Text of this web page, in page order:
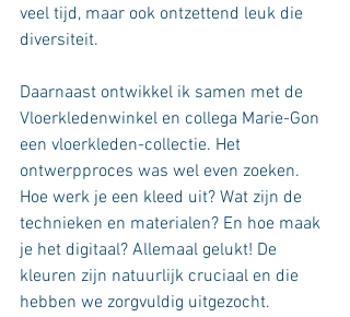
veel tijd, maar ook ontzettend leuk die
diversiteit.
Daarnaast ontwikkel ik samen met de
Vloerkledenwinkel en collega Marie-Gon
een vloerkleden-collectie. Het
ontwerpproces was wel even zoeken.
Hoe werk je een kleed uit? Wat zijn de
technieken en materialen? En hoe maak
je het digitaal? Allemaal gelukt! De
kleuren zijn natuurlijk cruciaal en die
hebben we zorgvuldig uitgezocht.